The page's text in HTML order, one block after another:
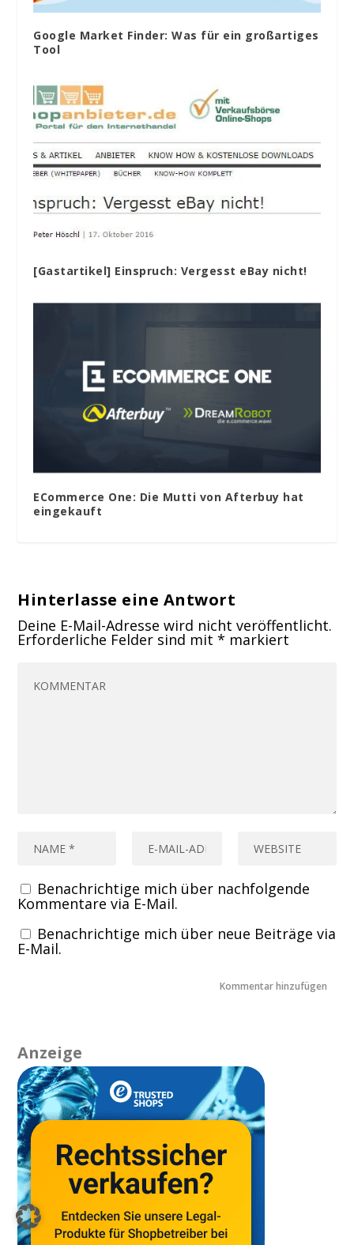
Google Market Finder: Was für ein großartiges
Tool
[Gastartikel] Einspruch: Vergesst eBay nicht!
ECommerce One: Die Mutti von Afterbuy hat
eingekauft
Hinterlasse eine Antwort
Deine E-Mail-Adresse wird nicht veröffentlicht.
Erforderliche Felder sind mit* markiert
Benachrichtige mich über nachfolgende
Kommentare via E-Mail.
Benachrichtige mich über neue Beiträge via
E-Mail.
Anzeige